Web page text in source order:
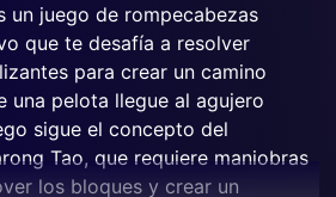
un juego de rompecabezas
que te desafía a resolver
para crear un camino
una pelota llegue al agujero
sigue el concepto del
Tao, que requiere maniobras
los bloques y crear un